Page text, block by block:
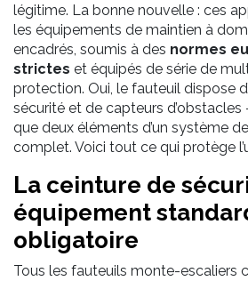
légitime. La bonne nouvelle : ces
les équipements de maintien à
encadrés, soumis à des normes
strictes et équipés de série de
protection. Oui, le fauteuil dispose
sécurité et de capteurs
que deux éléments d’un système
complet. Voici tout ce qui protège
La ceinture de
équipement
obligatoire
Tous les fauteuils monte-escaliers